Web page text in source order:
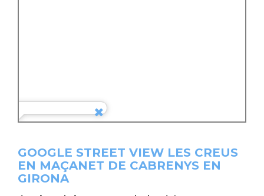
GOOGLE STREET VIEW LES CREUS
EN MAÇANET DE CABRENYS EN
GIRONA